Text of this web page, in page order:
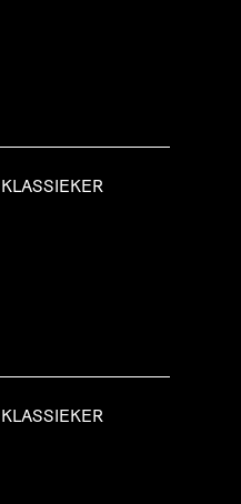
KLASSIEKER
KLASSIEKER